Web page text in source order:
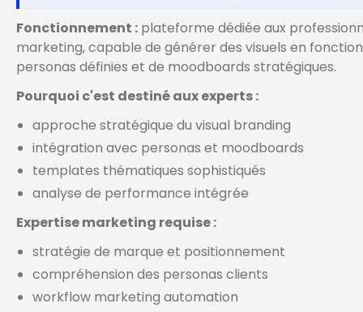
Fonctionnement : plateforme dédiée aux
marketing, capable de générer des visuels en
personas définies et de moodboards stratégiques.
Pourquoi c'est destiné aux experts :
approche stratégique du visual branding
intégration avec personas et moodboards
templates thématiques sophistiqués
analyse de performance intégrée
Expertise marketing requise :
stratégie de marque et positionnement
compréhension des personas clients
workflow marketing automation